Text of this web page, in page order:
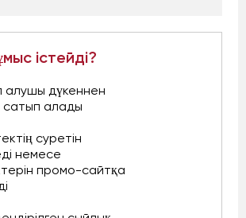
істейді?
алушы дүкеннен
сатып алады
суретін
немесе
промо-сайтқа